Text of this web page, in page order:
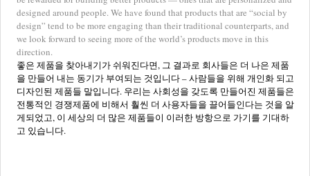
designed around people. We have found that products that are “social by
design” tend to be more engaging than their traditional counterparts, and
we look forward to seeing more of the world’s products move in this
direction.
좋은 제품을 찾아내기가 쉬워진다면, 그 결과로 회사들은 더 나은 제품
을 만들어 내는 동기가 부여되는 것입니다 – 사람들을 위해 개인화 되고
디자인된 제품들 말입니다. 우리는 사회성을 갖도록 만들어진 제품들은
전통적인 경쟁제품에 비해서 훨씬 더 사용자들을 끌어들인다는 것을 알
게되었고, 이 세상의 더 많은 제품들이 이러한 방항으로 가기를 기대하
고 있습니다.